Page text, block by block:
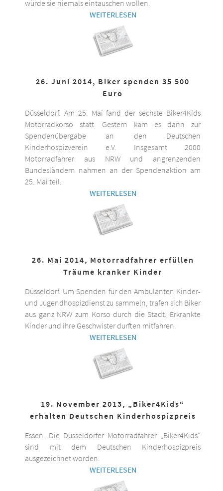
würde sie niemals eintauschen wollen.
WEITERLESEN
26. Juni 2014, Biker spenden 35 500
Euro
Düsseldorf. Am 25. Mai fand der sechste Biker4Kids
Motorradkorso statt. Gestern kam es dann zur
Spendenübergabe an den Deutschen
Kinderhospizverein e.V. Insgesamt 2000
Motorradfahrer aus NRW und angrenzenden
Bundesländern nahmen an der Spendenaktion am
25. Mai teil.
WEITERLESEN
26. Mai 2014, Motorradfahrer erfüllen
Träume kranker Kinder
Düsseldorf. Um Spenden für den Ambulanten Kinder-
und Jugendhospizdienst zu sammeln, trafen sich Biker
aus ganz NRW zum Korso durch die Stadt. Erkrankte
Kinder und ihre Geschwister durften mitfahren.
WEITERLESEN
19. November 2013, „Biker4Kids“
erhalten Deutschen Kinderhospizpreis
Essen. Die Düsseldorfer Motorradfahrer „Biker4Kids“
sind mit dem Deutschen Kinderhospizpreis
ausgezeichnet worden.
WEITERLESEN